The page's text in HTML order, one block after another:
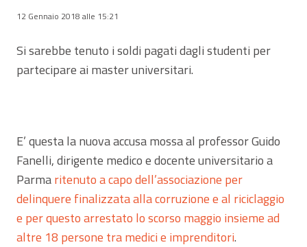
12 Gennaio 2018 alle 15:21
Si sarebbe tenuto i soldi pagati dagli studenti per
partecipare ai master universitari.
E’ questa la nuova accusa mossa al professor Guido
Fanelli, dirigente medico e docente universitario a
Parmaritenuto a capo dell’associazione per
delinquere finalizzata alla corruzione e al riciclaggio
e per questo arrestato lo scorso maggio insieme ad
altre 18 persone tra medici e imprenditori.